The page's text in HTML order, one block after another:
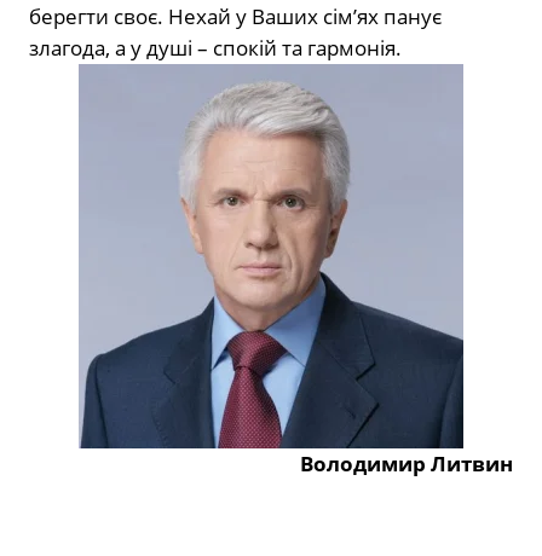
берегти своє. Нехай у Ваших сім’ях панує
злагода, а у душі – спокій та гармонія.
Володимир Литвин